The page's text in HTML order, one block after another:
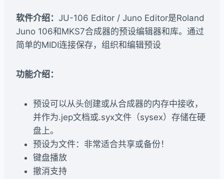
软件介绍： JU-106 Editor / Juno Editor是Roland
Juno 106和MKS7合成器的预设编辑器和库。通过
简单的MIDI连接保存，组织和编辑预设
功能介绍：
预设可以从头创建或从合成器的内存中接收，
并作为.jep文档或.syx文件（sysex）存储在硬
盘上。
预设为文件：非常适合共享或备份！
键盘播放
撤消支持